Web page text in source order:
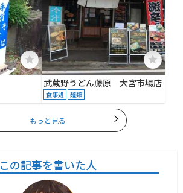
武蔵野うどん藤原 大宮市場店
食事処 麺類
もっと見る
この記事を書いた人